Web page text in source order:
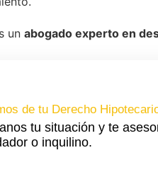
un abogado experto en
de tu Derecho
tu situación y te
o inquilino.